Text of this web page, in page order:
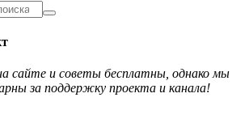
сайте и советы бесплатны, однако мы
за поддержку проекта и канала!